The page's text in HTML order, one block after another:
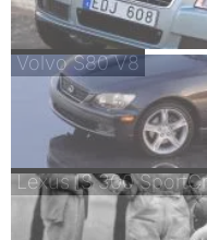
Volvo S80 V8
Lexus IS 300